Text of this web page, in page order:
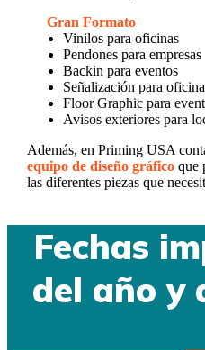
Gran Formato
Vinilos para oficinas
Pendones para empresas
Backin para eventos
Señalización para
Floor Graphic para
Avisos exteriores para
Además, en Priming USA
equipo de diseño gráficoque
las diferentes piezas que
Fechas
del año y